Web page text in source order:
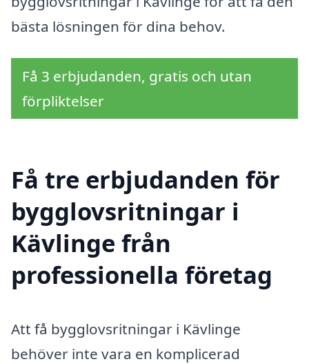
bästa lösningen för dina behov.
Få 3 erbjudanden, gratis och utan
förpliktelser
Få tre erbjudanden för
bygglovsritningar i
Kävlinge från
professionella företag
Att få bygglovsritningar i Kävlinge
behöver inte vara en komplicerad